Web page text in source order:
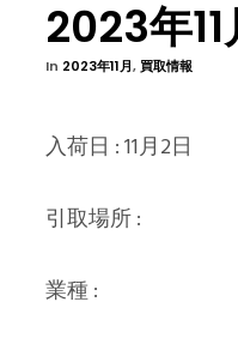
2023年
In 2023年11月, 買取情報
入荷日 : 11月2日
引取場所 :
業種 :